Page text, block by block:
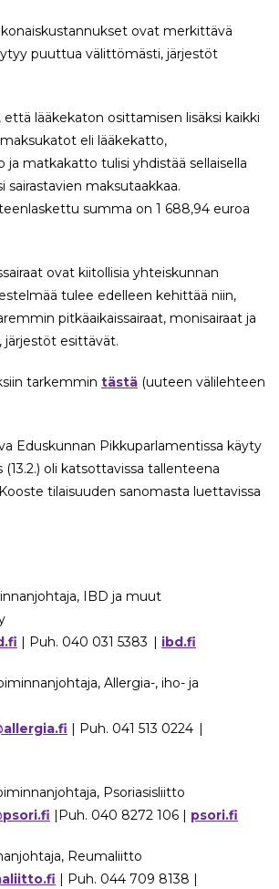
ovat merkittävä
puuttua välittömästi, järjestöt
lääkekaton osittamisen lisäksi kaikki
eli lääkekatto,
ja matkakatto tulisi yhdistää sellaisella
sairastavien maksutaakkaa.
summa on 1 688,94 euroa
ovat kiitollisia yhteiskunnan
tulee edelleen kehittää niin,
pitkäaikaissairaat, monisairaat ja
järjestöt esittävät.
tarkemmin tästä (uuteen välilehteen
Eduskunnan Pikkuparlamentissa käyty
(13.2.) oli katsottavissa tallenteena
tilaisuuden sanomasta luettavissa
IBD ja muut
| Puh. 040 031 5383 | ibd.fi
Allergia-, iho- ja
| Puh. 041 513 0224 |
Psoriasisliitto
|Puh. 040 8272 106 | psori.fi
Reumaliitto
| Puh. 044 709 8138 |